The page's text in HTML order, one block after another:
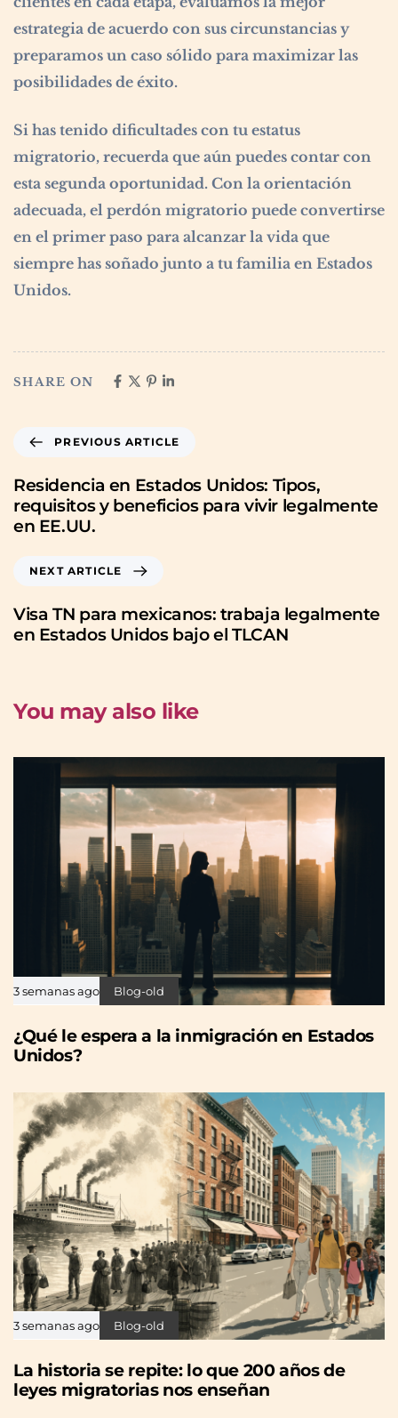
estrategia de acuerdo con sus circunstancias y
preparamos un caso sólido para maximizar las
posibilidades de éxito.
Si has tenido dificultades con tu estatus
migratorio, recuerda que aún puedes contar con
esta segunda oportunidad. Con la orientación
adecuada, el perdón migratorio puede convertirse
en el primer paso para alcanzar la vida que
siempre has soñado junto a tu familia en Estados
Unidos.
SHARE ON
PREVIOUS ARTICLE
Residencia en Estados Unidos: Tipos,
requisitos y beneficios para vivir legalmente
en EE.UU.
NEXT ARTICLE
Visa TN para mexicanos: trabaja legalmente
en Estados Unidos bajo el TLCAN
You may also like
3 semanas ago Blog-old
¿Qué le espera a la inmigración en Estados
Unidos?
3 semanas ago Blog-old
La historia se repite: lo que 200 años de
leyes migratorias nos enseñan